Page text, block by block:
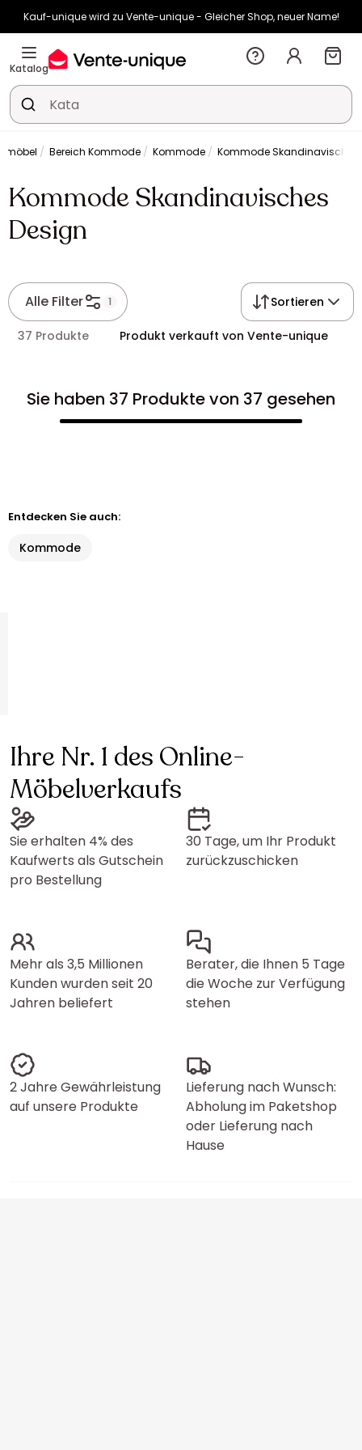
Kauf-unique wird zu Vente-unique - Gleicher Shop, neuer Name!
-10% ab €400 mitHEAT10auf Vente-unique-Produkte
Noch:
Katalog
Bereich Kommode Kommode Kommode Skandinavisches
Kommode Skandinavisches
Design
Alle Filter 1 Sortieren
37 Produkte Produkt verkauft von Vente-unique
Sie haben 37 Produkte von 37 gesehen
Entdecken Sie auch:
Kommode
Ihre Nr. 1 des Online-
Möbelverkaufs
Sie erhalten 4% des
Kaufwerts als Gutschein
pro Bestellung
30 Tage, um Ihr Produkt
zurückzuschicken
Mehr als 3,5 Millionen
Kunden wurden seit 20
Jahren beliefert
Berater, die Ihnen 5 Tage
die Woche zur Verfügung
stehen
2 Jahre Gewährleistung
auf unsere Produkte
Lieferung nach Wunsch:
Abholung im Paketshop
oder Lieferung nach
Hause